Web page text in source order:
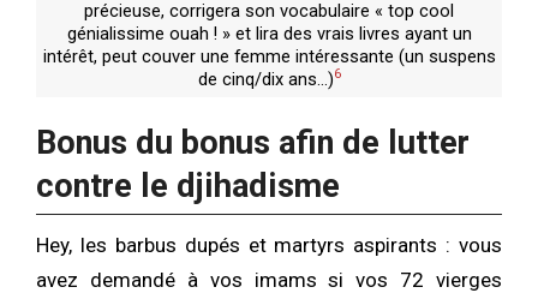
précieuse, corrigera son vocabulaire « top cool
génialissime ouah ! » et lira des vrais livres ayant un
intérêt, peut couver une femme intéressante (un suspens
de cinq/dix ans…)6
Bonus du bonus afin de lutter
contre le djihadisme
Hey, les barbus dupés et martyrs aspirants : vous
avez demandé à vos imams si vos 72 vierges